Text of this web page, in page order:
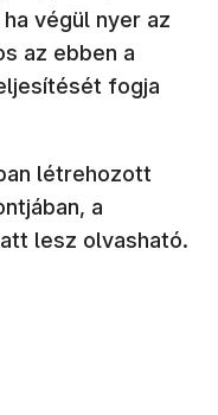
végül nyer az
az ebben a
fogja
létrehozott
a
lesz olvasható.